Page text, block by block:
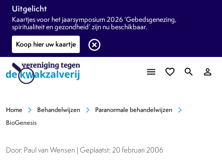
Uitgelicht
Kaartjes voor het jaarsymposium 2026 ‘Gebedsgenezing,
spiritualiteit en gezondheid’ zijn nu beschikbaar.
Koop hier uw kaartje
highlight_off
menu favorite_border search person_outline
Home chevron_right Behandelwijzen chevron_right Paranormale behandelwijzen chevron_right
BioGenesis
Door: Paul van Wensen | Geplaatst: 20 februari 2006